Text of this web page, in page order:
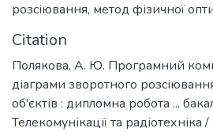
розсіювання, метод фізичної
Citation
Полякова, А. Ю. Програмний
діаграми зворотного
об'єктів : дипломна робота ...
Телекомунікації та радіотехніка